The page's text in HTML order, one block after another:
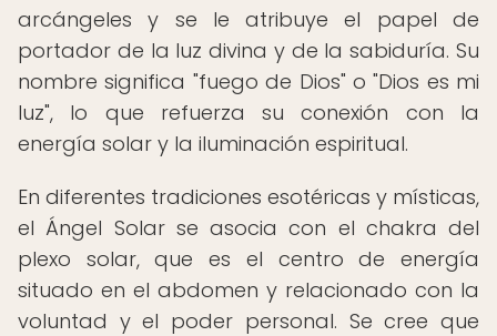
arcángeles y se le atribuye el papel de
portador de la luz divina y de la sabiduría. Su
nombre significa "fuego de Dios" o "Dios es mi
luz", lo que refuerza su conexión con la
energía solar y la iluminación espiritual.
En diferentes tradiciones esotéricas y místicas,
el Ángel Solar se asocia con el chakra del
plexo solar, que es el centro de energía
situado en el abdomen y relacionado con la
voluntad y el poder personal. Se cree que